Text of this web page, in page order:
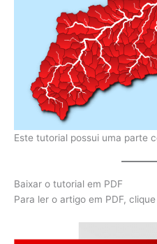
Este tutorial possui uma parte
Baixar o tutorial em PDF
Para ler o artigo em PDF,